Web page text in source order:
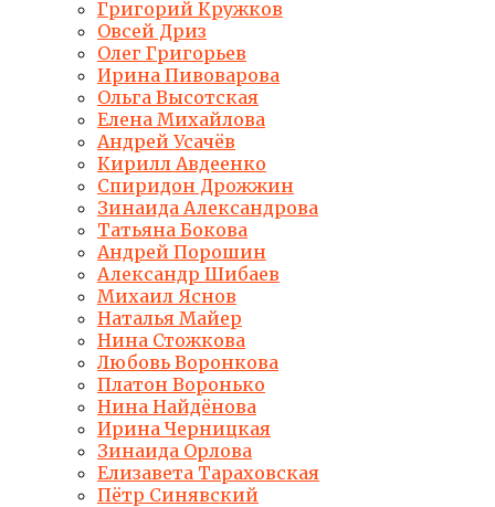
Григорий Кружков
Овсей Дриз
Олег Григорьев
Ирина Пивоварова
Ольга Высотская
Елена Михайлова
Андрей Усачёв
Кирилл Авдеенко
Спиридон Дрожжин
Зинаида Александрова
Татьяна Бокова
Андрей Порошин
Александр Шибаев
Михаил Яснов
Наталья Майер
Нина Стожкова
Любовь Воронкова
Платон Воронько
Нина Найдёнова
Ирина Черницкая
Зинаида Орлова
Елизавета Тараховская
Пётр Синявский